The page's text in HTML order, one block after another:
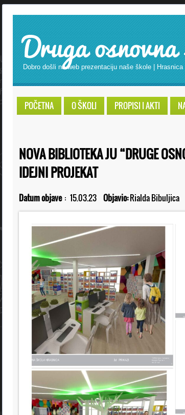
Druga
Dobro došli na web prezentaciju naše škole | Hrasnica
POČETNA O ŠKOLI PROPISI I AKTI
NOVA BIBLIOTEKA JU “DRUGE
IDEJNI PROJEKAT
Datum objave : 15.03.23 Objavio:Rialda Bibuljica